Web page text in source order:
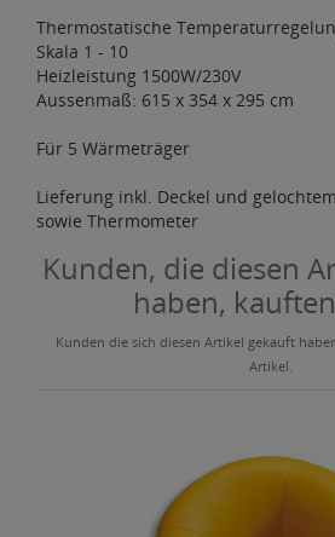
Thermostatische
Skala 1 - 10
Heizleistung 1500W/230V
Aussenmaß: 615 x 354 x 295 cm
Für 5 Wärmeträger
Lieferung inkl. Deckel und
sowie Thermometer
Kunden, die diesen
haben,
Kunden die sich diesen Artikel gekauft
Artikel.